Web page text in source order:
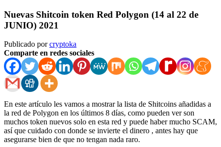
Nuevas Shitcoin token Red Polygon (14 al 22 de
JUNIO) 2021
Publicado porcryptoka
Comparte en redes sociales
En este artículo les vamos a mostrar la lista de Shitcoins añadidas a
la red de Polygon en los últimos 8 días, como pueden ver son
muchos token nuevos solo en esta red y puede haber mucho SCAM,
así que cuidado con donde se invierte el dinero , antes hay que
asegurarse bien de que no tengan nada raro.